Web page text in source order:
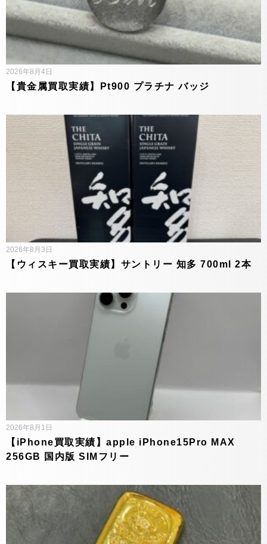
【貴金属買取実績】Pt900 プラチナ バッジ
2026年8月4日
【ウィスキー買取実績】サントリー 知多 700ml 2本
2026年8月3日
【iPhone買取実績】apple iPhone15Pro MAX
256GB 国内版 SIMフリー
2026年8月1日